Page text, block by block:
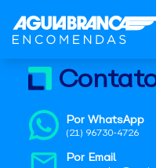
Por WhatsApp
(21) 96730-4726
Por Email